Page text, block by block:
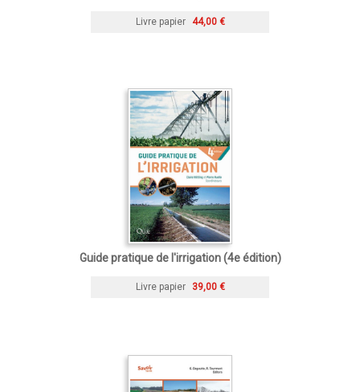
Livre papier 44,00 €
Guide pratique de l'irrigation (4e édition)
Livre papier 39,00 €